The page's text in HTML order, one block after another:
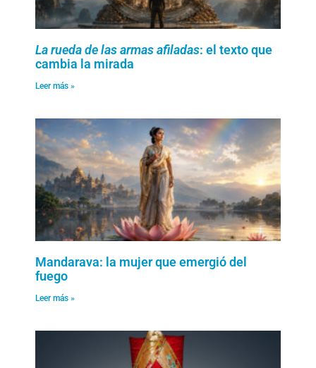
La rueda de las armas afiladas: el texto que
cambia la mirada
Leer más »
Mandarava: la mujer que emergió del
fuego
Leer más »